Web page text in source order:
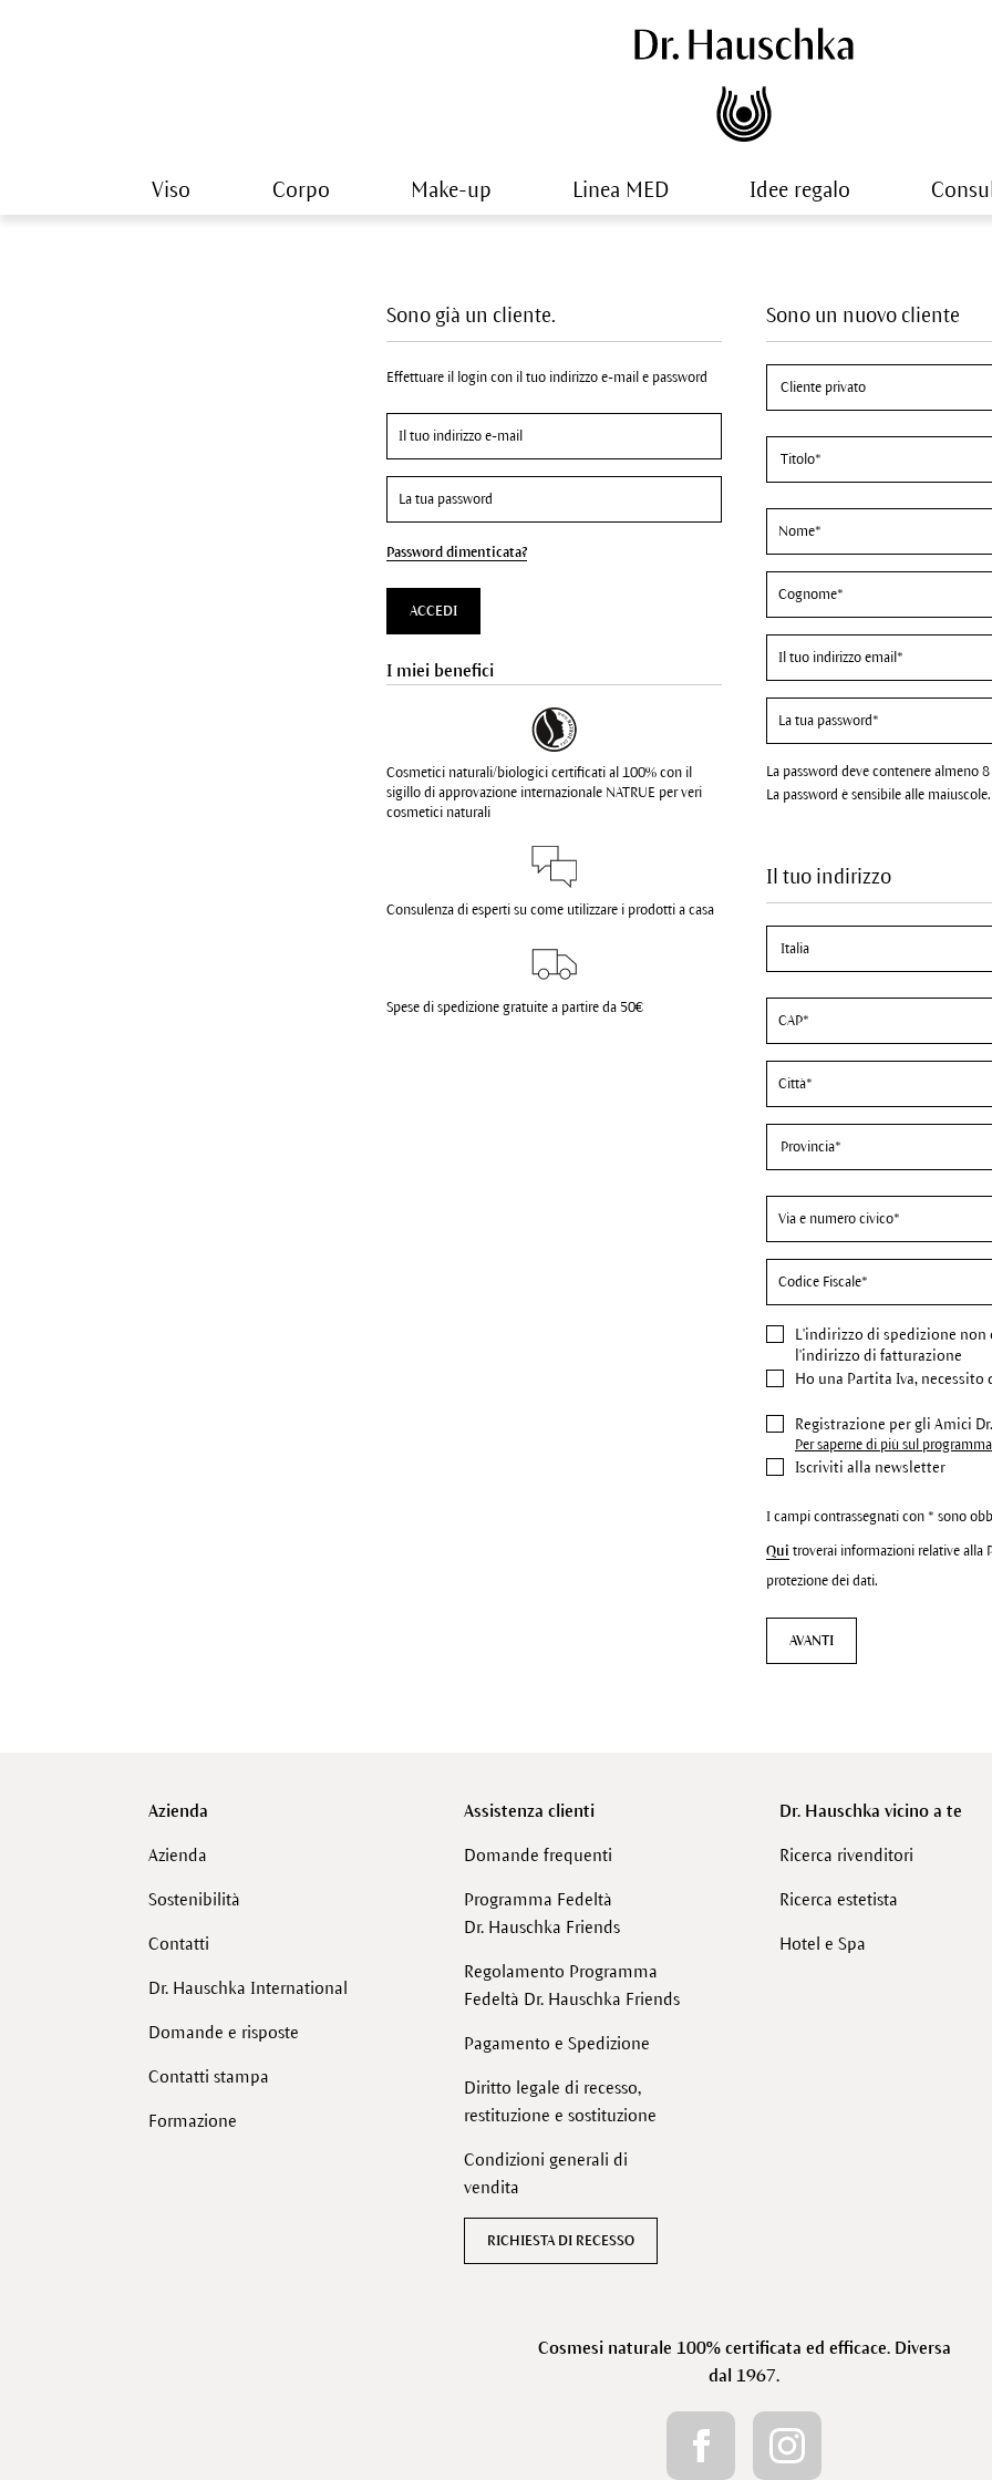
Viso Corpo Make-up Linea MED Idee regalo
Sono un nuovo cliente
La password deve contenere almeno
La password è sensibile alle maiuscole.
Il tuo indirizzo
L'indirizzo di spedizione non
l'indirizzo di fatturazione
Ho una Partita Iva, necessito
Registrazione per gli Amici
Per saperne di più sul
Iscriviti alla newsletter
I campi contrassegnati con * sono
Qui troverai informazioni relative alla
protezione dei dati.
AVANTI
Sono già un cliente.
Effettuare il login con il tuo indirizzo e-mail e password
Password dimenticata?
ACCEDI
I miei benefici
Cosmetici naturali/biologici certificati al 100% con il
sigillo di approvazione internazionale NATRUE per veri
cosmetici naturali
Consulenza di esperti su come utilizzare i prodotti a casa
Spese di spedizione gratuite a partire da 50€
Azienda
Azienda
Sostenibilità
Contatti
Dr. Hauschka International
Domande e risposte
Contatti stampa
Formazione
Assistenza clienti
Domande frequenti
Programma Fedeltà
Dr. Hauschka Friends
Regolamento Programma
Fedeltà Dr. Hauschka Friends
Pagamento e Spedizione
Diritto legale di recesso,
restituzione e sostituzione
Condizioni generali di
vendita
RICHIESTA DI RECESSO
Dr. Hauschka vicino a te
Ricerca rivenditori
Ricerca estetista
Hotel e Spa
Cosmesi naturale 100% certificata ed efficace. Diversa
dal 1967.